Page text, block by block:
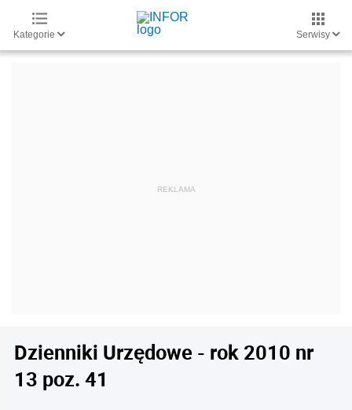
Kategorie Serwisy
Dzienniki Urzędowe - rok 2010 nr
13 poz. 41